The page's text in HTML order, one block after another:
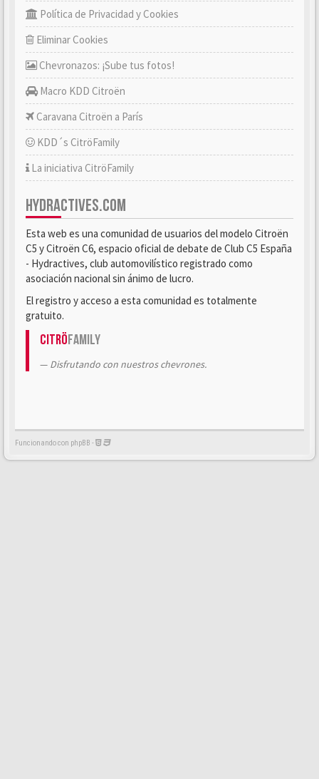
Política de Privacidad y Cookies
Eliminar Cookies
Chevronazos: ¡Sube tus fotos!
Macro KDD Citroën
Caravana Citroën a París
KDD´s CitröFamily
La iniciativa CitröFamily
HYDRACTIVES.COM
Esta web es una comunidad de usuarios del modelo Citroën
C5 y Citroën C6, espacio oficial de debate de Club C5 España
- Hydractives, club automovilístico registrado como
asociación nacional sin ánimo de lucro.
El registro y acceso a esta comunidad es totalmente
gratuito.
CitröFamily
Disfrutando con nuestros chevrones.
Funcionando con phpBB -